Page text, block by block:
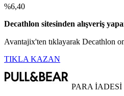
%6,40
Decathlon sitesinden alışveriş
Avantajix'ten tıklayarak Decathlon
TIKLA KAZAN
PARA İADESİ